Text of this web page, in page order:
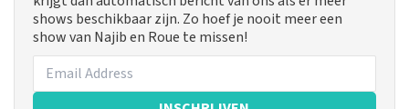
shows beschikbaar zijn. Zo hoef je nooit meer een
show van Najib en Roue te missen!